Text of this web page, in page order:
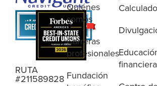
RUTA
#211589828
Quiénes
somos
Carreras
profesionales
Fundación
financiera